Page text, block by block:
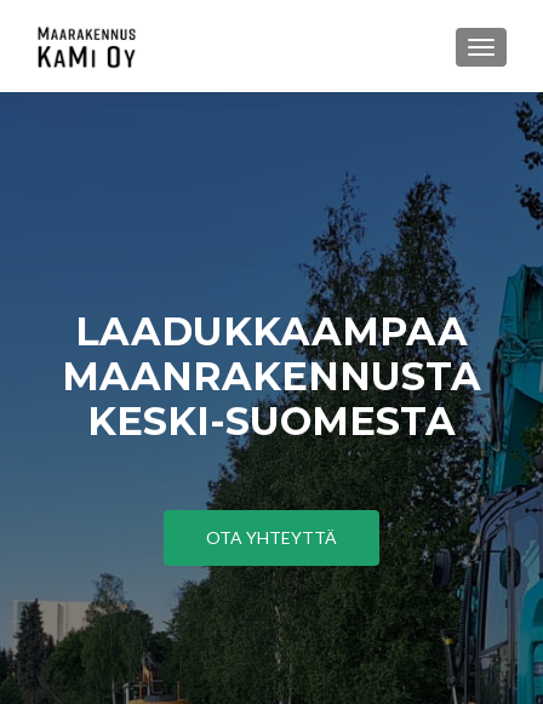
LAADUKKAAMPAA
MAANRAKENNUSTA
KESKI-SUOMESTA
OTA YHTEYTTÄ